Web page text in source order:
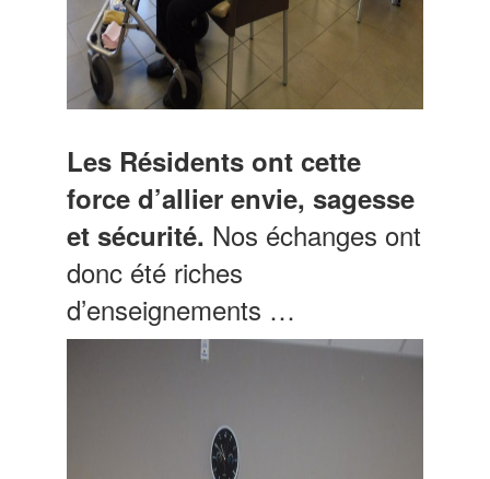
Les Résidents ont cette
force d’allier envie, sagesse
et sécurité. Nos échanges ont
donc été riches
d’enseignements …